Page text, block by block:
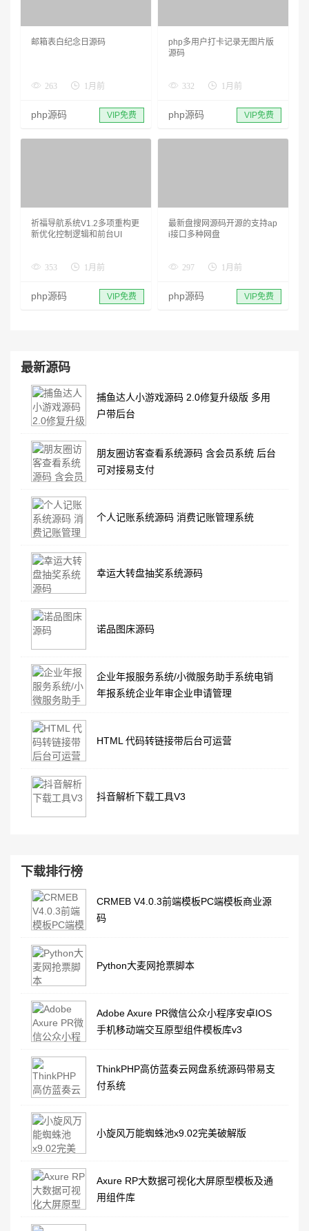
邮箱表白纪念日源码
263 1月前
php源码 VIP免费
php多用户打卡记录无图片版
源码
332 1月前
php源码 VIP免费
祈福导航系统V1.2多项重构更
新优化控制逻辑和前台UI
353 1月前
php源码 VIP免费
最新盘搜网源码开源的支持ap
i接口多种网盘
297 1月前
php源码 VIP免费
最新源码
捕鱼达人小游戏源码 2.0修复升级版 多用
户带后台
朋友圈访客查看系统源码 含会员系统 后台
可对接易支付
个人记账系统源码 消费记账管理系统
幸运大转盘抽奖系统源码
诺品图床源码
企业年报服务系统/小微服务助手系统电销
年报系统企业年审企业申请管理
HTML 代码转链接带后台可运营
抖音解析下载工具V3
下载排行榜
CRMEB V4.0.3前端模板PC端模板商业源
码
Python大麦网抢票脚本
Adobe Axure PR微信公众小程序安卓IOS
手机移动端交互原型组件模板库v3
ThinkPHP高仿蓝奏云网盘系统源码带易支
付系统
小旋风万能蜘蛛池x9.02完美破解版
Axure RP大数据可视化大屏原型模板及通
用组件库